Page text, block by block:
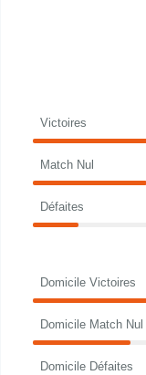
Victoires
Match Nul
Défaites
Domicile Victoires
Domicile Match Nul
Domicile Défaites